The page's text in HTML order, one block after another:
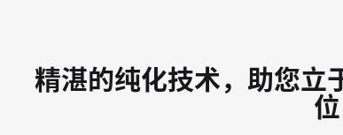
精湛的纯化技术，助您立
位